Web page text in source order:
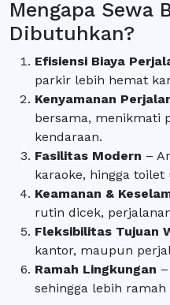
Mengapa Sewa
Dibutuhkan?
Efisiensi Biaya
parkir lebih hemat
Kenyamanan
bersama, menikmati
kendaraan.
Fasilitas Modern –
karaoke, hingga
Keamanan &
rutin dicek,
Fleksibilitas Tujuan
kantor, maupun
Ramah Lingkungan
sehingga lebih